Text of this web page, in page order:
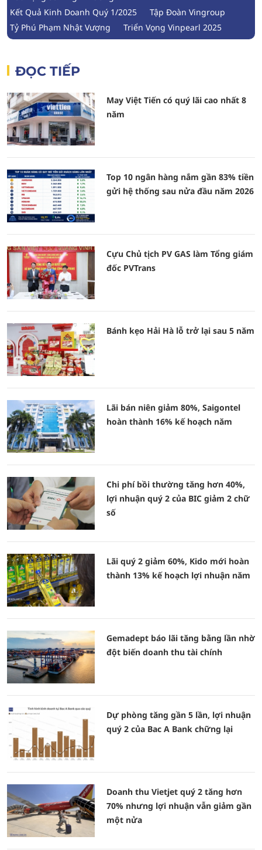
Kết Quả Kinh Doanh Quý 1/2025
Tập Đoàn Vingroup
Tỷ Phú Phạm Nhật Vượng
Triển Vọng Vinpearl 2025
ĐỌC TIẾP
May Việt Tiến có quý lãi cao nhất 8
năm
Top 10 ngân hàng nắm gần 83% tiền
gửi hệ thống sau nửa đầu năm 2026
Cựu Chủ tịch PV GAS làm Tổng giám
đốc PVTrans
Bánh kẹo Hải Hà lỗ trở lại sau 5 năm
Lãi bán niên giảm 80%, Saigontel
hoàn thành 16% kế hoạch năm
Chi phí bồi thường tăng hơn 40%,
lợi nhuận quý 2 của BIC giảm 2 chữ
số
Lãi quý 2 giảm 60%, Kido mới hoàn
thành 13% kế hoạch lợi nhuận năm
Gemadept báo lãi tăng bằng lần nhờ
đột biến doanh thu tài chính
Dự phòng tăng gần 5 lần, lợi nhuận
quý 2 của Bac A Bank chững lại
Doanh thu Vietjet quý 2 tăng hơn
70% nhưng lợi nhuận vẫn giảm gần
một nửa